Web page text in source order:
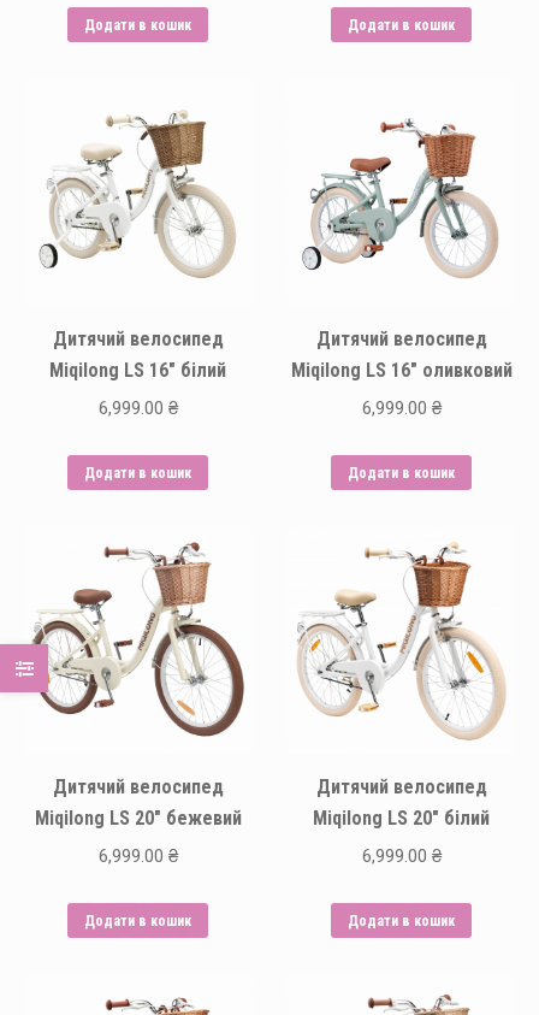
Додати в кошик Додати в кошик
Дитячий велосипед
Miqilong LS 16″ білий
6,999.00 ₴
Додати в кошик
Дитячий велосипед
Miqilong LS 16″ оливковий
6,999.00 ₴
Додати в кошик
Дитячий велосипед
Miqilong LS 20″ бежевий
6,999.00 ₴
Додати в кошик
Дитячий велосипед
Miqilong LS 20″ білий
6,999.00 ₴
Додати в кошик